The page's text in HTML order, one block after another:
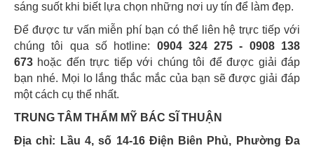
sáng suốt khi biết lựa chọn những nơi uy tín để làm đẹp.
Để được tư vấn miễn phí bạn có thể liên hệ trực tiếp với
chúng tôi qua số hotline: 0904 324 275 - 0908 138
673 hoặc đến trực tiếp với chúng tôi để được giải đáp
bạn nhé. Mọi lo lắng thắc mắc của bạn sẽ được giải đáp
một cách cụ thể nhất.
TRUNG TÂM THẨM MỸ BÁC SĨ THUẬN
Địa chỉ: Lầu 4, số 14-16 Điện Biên Phủ, Phường Đa